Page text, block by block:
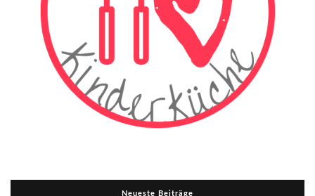
Neueste Beiträge